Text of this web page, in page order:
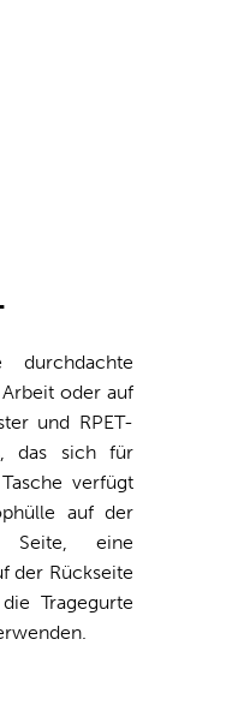
oder auf
und RPET-
das sich für
verfügt
auf der
Seite, eine
der Rückseite
Tragegurte